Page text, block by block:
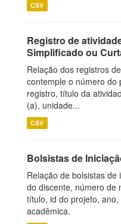
CSV
Registro de
Simplificado ou
Relação dos registros
contemple o número do
registro, título da
(a), unidade...
CSV
Bolsistas de
Relação de bolsistas
do discente, número de
título, id do projeto,
acadêmica.